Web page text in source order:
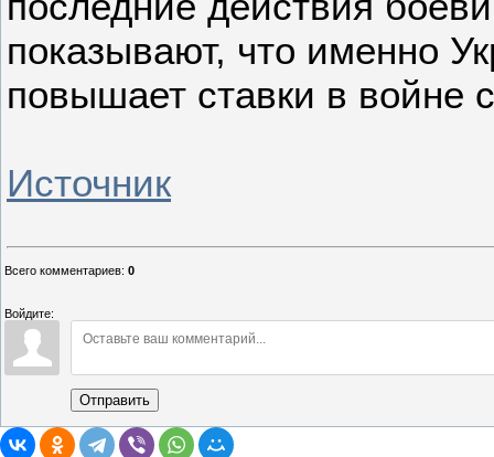
показывают, что именно
повышает ставки в войне
Источник
Всего комментариев: 0
Войдите:
Отправить